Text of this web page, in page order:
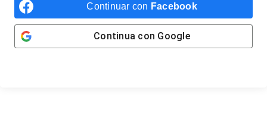
Continuar con Facebook
Continua con Google